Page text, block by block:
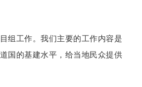
组工作。我们主要的工作内容是
国的基建水平，给当地民众提供